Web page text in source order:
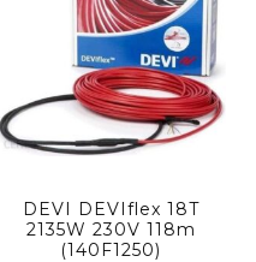
DEVI DEVIflex 18T
2135W 230V 118m
(140F1250)